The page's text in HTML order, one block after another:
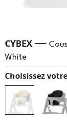
CYBEX —
White
Choisissez